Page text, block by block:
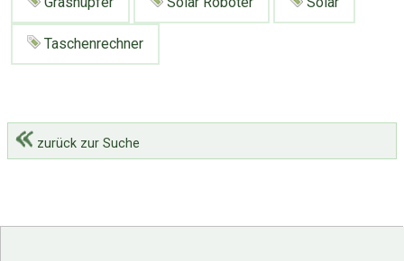
Taschenrechner
zurück zur Suche